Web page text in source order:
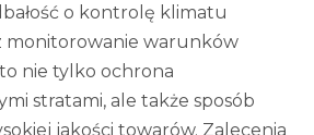
o kontrolę klimatu
monitorowanie warunków
nie tylko ochrona
stratami, ale także sposób
jakości towarów. Zalecenia